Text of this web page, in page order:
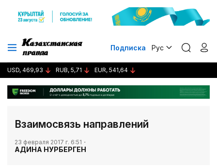
Подписка Рус
USD, 469,93 RUB, 5,71 EUR, 541,64
​Взаимосвязь направлений
23 февраля 2017 г. 6:51
АДИНА НУРБЕРГЕН